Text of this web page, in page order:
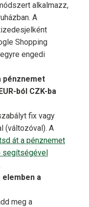
alkalmazz,
A
Shopping
engedi
pénznemet
ból CZK-ba
fix vagy
(változóval). A
át a pénznemet
segítségével
elemben a
meg a